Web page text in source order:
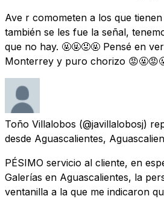
Ave r comometen a los que
también se les fue la señal,
que no hay. 🤬🤬😡🤬 Pensé en
Monterrey y puro chorizo
Toño Villalobos (@javillalobosj)
desde Aguascalientes,
PÉSIMO servicio al cliente, en
Galerías en Aguascalientes, la
ventanilla a la que me indicaron